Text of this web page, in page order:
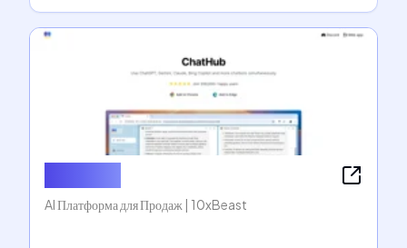
AI Платформа для Продаж | 10xBeast